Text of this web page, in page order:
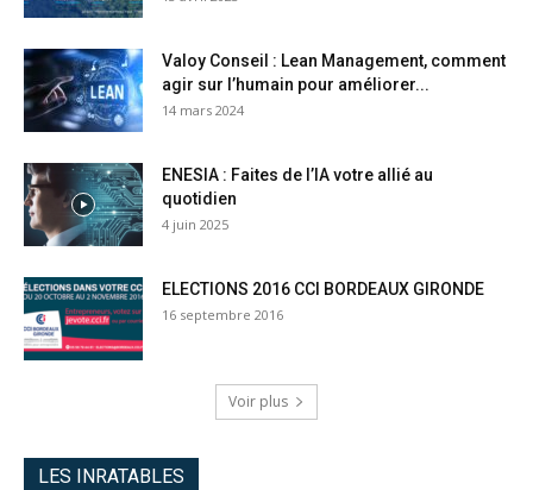
Valoy Conseil : Lean Management, comment
agir sur l’humain pour améliorer...
14 mars 2024
ENESIA : Faites de l’IA votre allié au
quotidien
4 juin 2025
ELECTIONS 2016 CCI BORDEAUX GIRONDE
16 septembre 2016
Voir plus
LES INRATABLES